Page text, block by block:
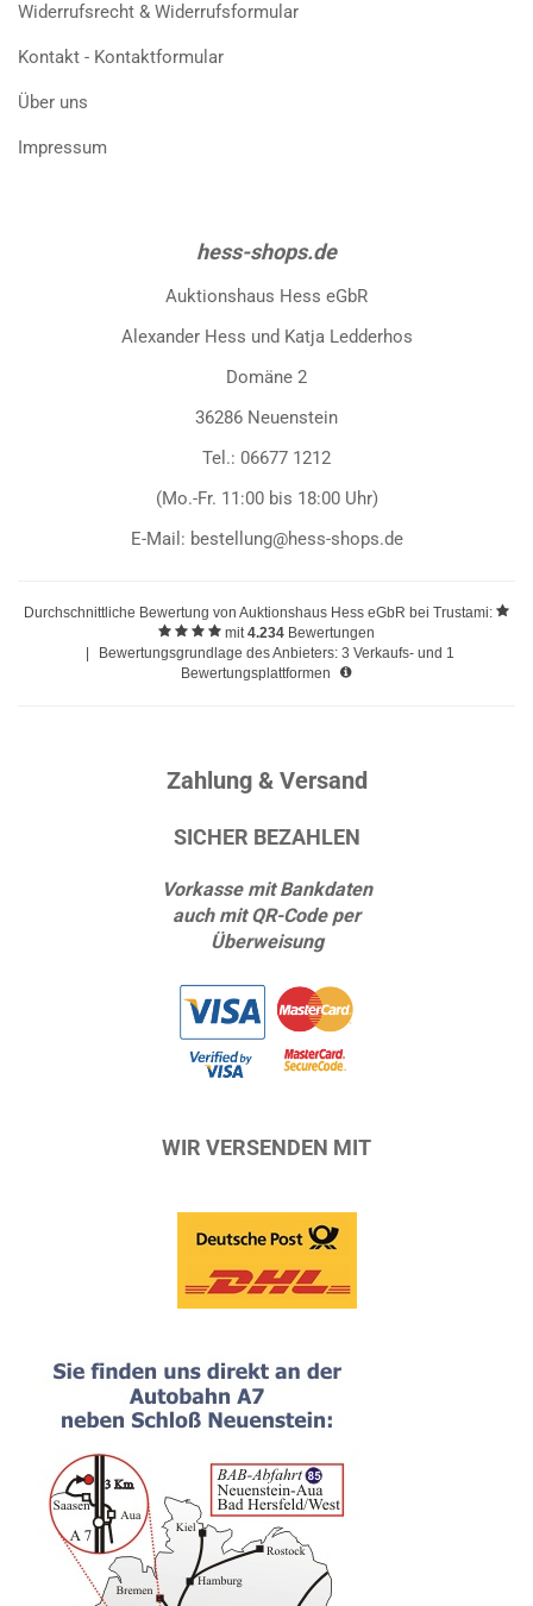
Widerrufsrecht & Widerrufsformular
Kontakt - Kontaktformular
Über uns
Impressum
hess-shops.de
Auktionshaus Hess eGbR
Alexander Hess und Katja Ledderhos
Domäne 2
36286 Neuenstein
Tel.: 06677 1212
(Mo.-Fr. 11:00 bis 18:00 Uhr)
E-Mail: bestellung@hess-shops.de
Durchschnittliche Bewertung von Auktionshaus Hess eGbR bei Trustami:
mit4.234 Bewertungen
Bewertungsgrundlage des Anbieters: 3 Verkaufs- und 1
Bewertungsplattformen
Zahlung & Versand
SICHER BEZAHLEN
Vorkasse mit Bankdaten
auch mit QR-Code per
Überweisung
WIR VERSENDEN MIT